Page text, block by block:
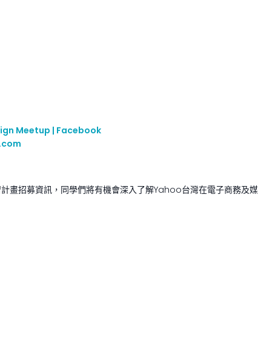
Meetup | Facebook
畫招募資訊，同學們將有機會深入了解Yahoo台灣在電子商務及